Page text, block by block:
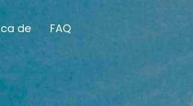
de FAQ